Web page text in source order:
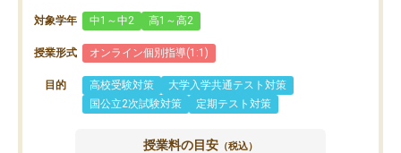
対象学年 中1～中2 高1～高2
授業形式 オンライン個別指導(1:1)
目的 高校受験対策
大学入学共通テスト対策
国公立2次試験対策
定期テスト対策
授業料の目安 （税込）